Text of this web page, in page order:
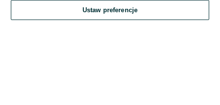
Kontynuując za pośrednictwem jednego z dostawców wskazanych powyżej,
OLX.pl w jego aktualnym brzmieniu.
Ustaw preferencje